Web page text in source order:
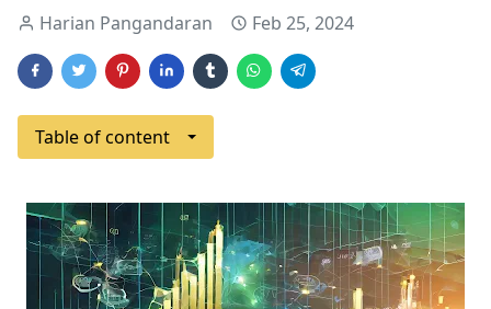
Harian Pangandaran Feb 25, 2024
Table of content